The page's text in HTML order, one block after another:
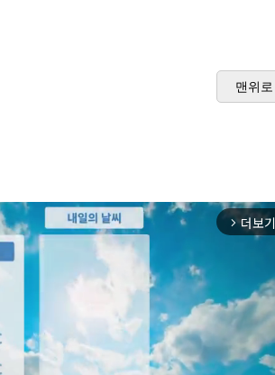
맨위로
arrow_forward_ios 더보기